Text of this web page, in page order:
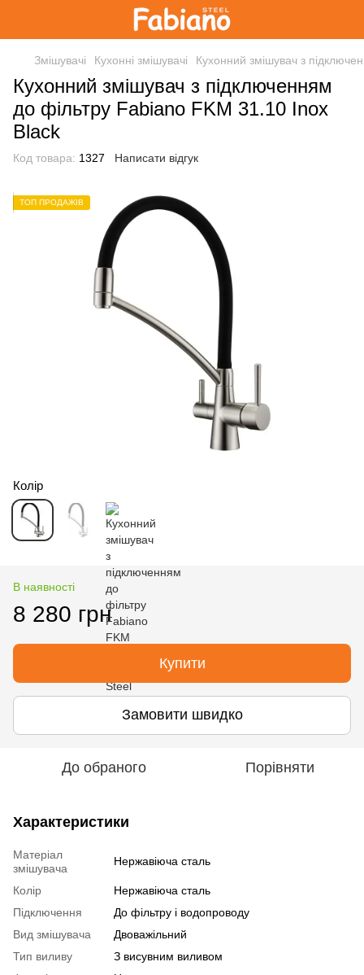
Змішувачі Кухонні змішувачі Кухонний змішувач з
Кухонний змішувач з підключенням
до фільтру Fabiano FKM 31.10 Inox
Black
Код товара: 1327 Написати відгук
ТОП ПРОДАЖІВ
Колір
В наявності
8 280 грн
Купити
Замовити швидко
До обраного Порівняти
Характеристики
Матеріал
змішувача
Нержавіюча сталь
Колір
Нержавіюча сталь
Підключення
До фільтру і водопроводу
Вид змішувача
Двоважільний
Тип виливу
З висувним виливом